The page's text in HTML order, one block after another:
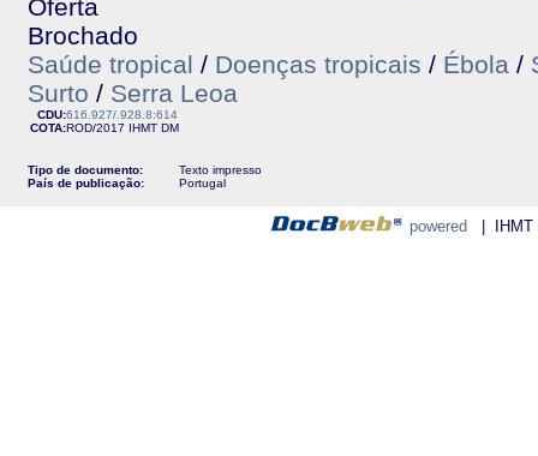
Oferta
Brochado
Saúde tropical / Doenças tropicais / Ébola /
Surto / Serra Leoa
CDU:616.927/.928.8:614
COTA:ROD/2017 IHMT DM
Tipo de documento:
Texto impresso
País de publicação:
Portugal
powered | IHMT -